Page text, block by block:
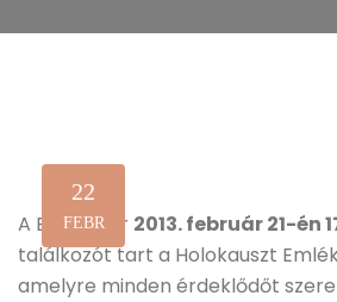
22
FEBR
A Baráti Kör 2013. február 21-én
találkozót tart a Holokauszt
amelyre minden érdeklődőt